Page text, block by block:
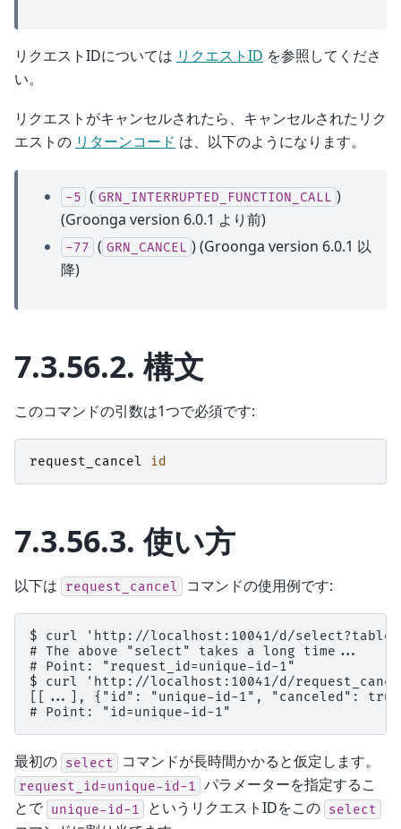
リクエストIDについては リクエストID を参照してくださ
い。
リクエストがキャンセルされたら、キャンセルされたリク
エストの リターンコード は、以下のようになります。
-5 ( GRN_INTERRUPTED_FUNCTION_CALL )
(Groonga version 6.0.1 より前)
-77 ( GRN_CANCEL ) (Groonga version 6.0.1 以
降)
7.3.56.2. 構文
このコマンドの引数は1つで必須です:
request_cancel id
7.3.56.3.使い方
以下は request_cancel コマンドの使用例です:
$ curl 'http://localhost:10041/d/
# The above "select" takes a long time...
# Point: "request_id=unique-id-1"
$ curl 'http://localhost:10041/d/
[[...], {"id": "unique-id-1", "canceled":
最初の select コマンドが長時間かかると仮定します。
request_id=unique-id-1
パラメーターを指定するこ
とで unique-id-1 というリクエストIDをこの select